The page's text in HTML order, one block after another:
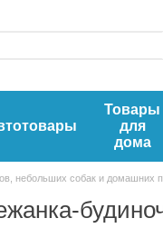
Товары
для
дома
небольших собак и домашних